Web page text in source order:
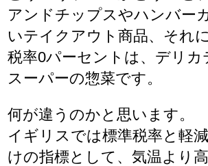
アンドチップスやハンバー
いテイクアウト商品、それ
税率0パーセントは、デリ
スーパーの惣菜です。
何が違うのかと思います。
イギリスでは標準税率と軽
けの指標として、気温より